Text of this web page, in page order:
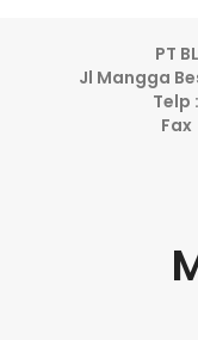
PT
Jl Mangga
Telp :
Fax